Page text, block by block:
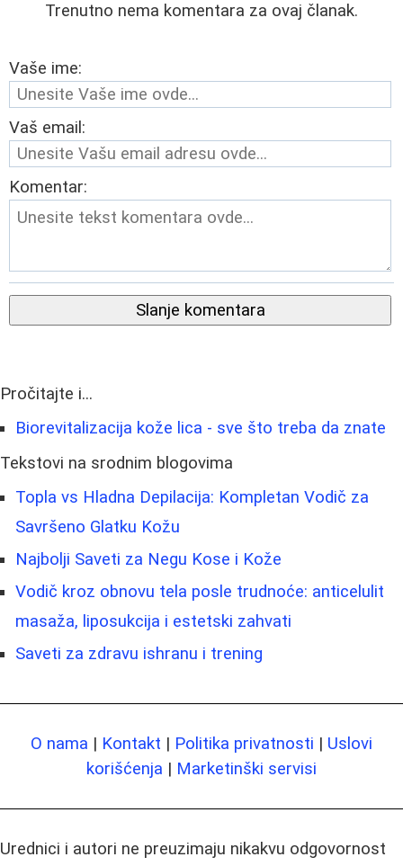
Trenutno nema komentara za ovaj članak.
Vaše ime:
Vaš email:
Komentar:
Slanje komentara
Pročitajte i...
Biorevitalizacija kože lica - sve što treba da znate
Tekstovi na srodnim blogovima
Topla vs Hladna Depilacija: Kompletan Vodič za
Savršeno Glatku Kožu
Najbolji Saveti za Negu Kose i Kože
Vodič kroz obnovu tela posle trudnoće: anticelulit
masaža, liposukcija i estetski zahvati
Saveti za zdravu ishranu i trening
O nama | Kontakt | Politika privatnosti | Uslovi
korišćenja | Marketinški servisi
Urednici i autori ne preuzimaju nikakvu odgovornost